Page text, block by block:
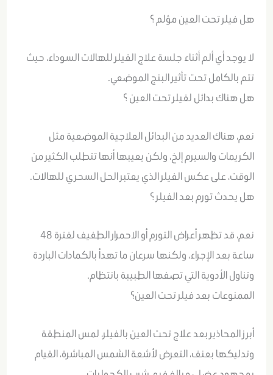
هل فيلر تحت العين مؤلم ؟
لا يوجد أي ألم أثناء جلسة علاج الفيلر للهالات السوداء، حيث
تتم بالكامل تحت تأثير البنج الموضعي.
هل هناك بدائل لفيلر تحت العين ؟
نعم، هناك العديد من البدائل العلاجية الموضعية مثل
الكريمات والسيرم إلخ، ولكن يعيبها أنها تتطلب الكثير من
الوقت، على عكس الفيلر الذي يعتبر الحل السحري للهالات.
هل يحدث تورم بعد الفيلر ؟
نعم، قد تظهر أعراض التورم أو الاحمرار الطفيف لفترة 48
ساعة بعد الإجراء، ولكنها سرعان ما تهدأ بالكمادات الباردة
وتناول الأدوية التي تصفها الطبيبة بانتظام.
الممنوعات بعد فيلر تحت العين؟
أبرز المحاذير بعد علاج تحت العين بالفيلر، لمس المنطقة
وتدليكها بعنف، التعرض لأشعة الشمس المباشرة، القيام